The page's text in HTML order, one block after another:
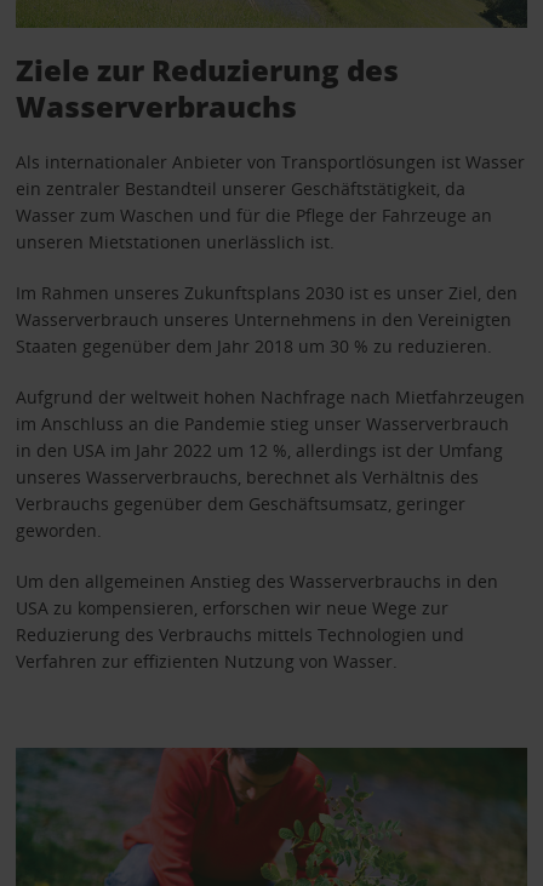
Ziele zur Reduzierung des
Wasserverbrauchs
Als internationaler Anbieter von Transportlösungen ist Wasser
ein zentraler Bestandteil unserer Geschäftstätigkeit, da
Wasser zum Waschen und für die Pflege der Fahrzeuge an
unseren Mietstationen unerlässlich ist.
Im Rahmen unseres Zukunftsplans 2030 ist es unser Ziel, den
Wasserverbrauch unseres Unternehmens in den Vereinigten
Staaten gegenüber dem Jahr 2018 um 30 % zu reduzieren.
Aufgrund der weltweit hohen Nachfrage nach Mietfahrzeugen
im Anschluss an die Pandemie stieg unser Wasserverbrauch
in den USA im Jahr 2022 um 12 %, allerdings ist der Umfang
unseres Wasserverbrauchs, berechnet als Verhältnis des
Verbrauchs gegenüber dem Geschäftsumsatz, geringer
geworden.
Um den allgemeinen Anstieg des Wasserverbrauchs in den
USA zu kompensieren, erforschen wir neue Wege zur
Reduzierung des Verbrauchs mittels Technologien und
Verfahren zur effizienten Nutzung von Wasser.